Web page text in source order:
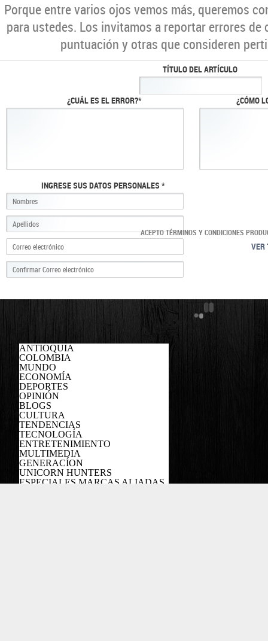
Porque entre varios ojos vemos más, queremos
para ustedes. Los invitamos a reportar errores
puntuación y otras que consideren
TÍTULO DEL ARTÍCULO
¿CUÁL ES EL ERROR?* ¿CÓMO
INGRESE SUS DATOS PERSONALES *
ACEPTO TÉRMINOS Y CONDICIONES
VER
ANTIOQUIA
COLOMBIA
MUNDO
ECONOMÍA
DEPORTES
OPINIÓN
BLOGS
CULTURA
TENDENCIAS
TECNOLOGÍA
ENTRETENIMIENTO
MULTIMEDIA
GENERACÍON
UNICORN HUNTERS
ESPECIALES MARCAS ALIADAS